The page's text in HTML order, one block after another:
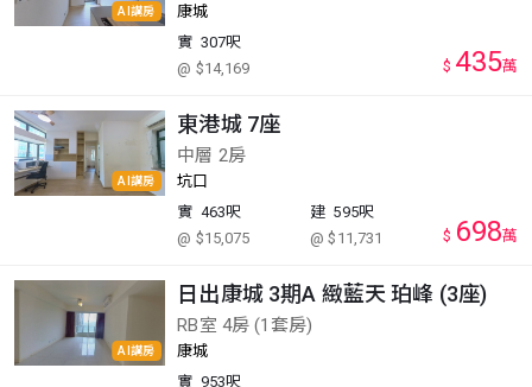
AI講房
康城
實 307呎
@ $14,169
$ 435萬
AI講房
東港城 7座
中層 2房
坑口
實 463呎
@ $15,075
建 595呎
@ $11,731
$ 698萬
AI講房
日出康城 3期A 緻藍天 珀峰 (3座)
RB室 4房 (1套房)
康城
實 953呎